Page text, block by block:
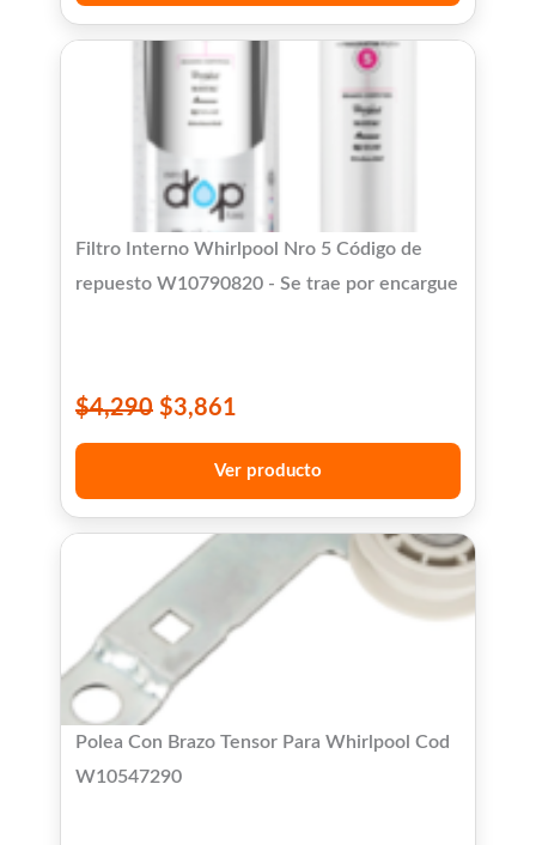
Filtro Interno Whirlpool Nro 5 Código de
repuesto W10790820 - Se trae por encargue
$4,290 $3,861
Ver producto
Polea Con Brazo Tensor Para Whirlpool Cod
W10547290